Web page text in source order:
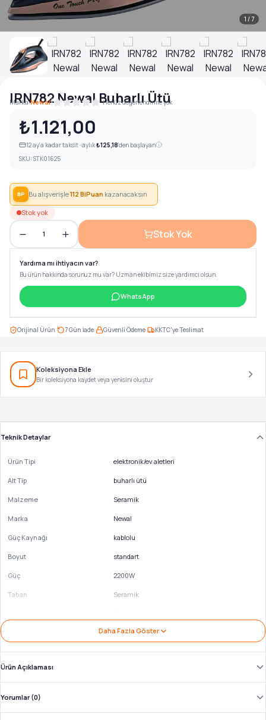
1 /7
IRN782 Newal Buharlı Ütü
Marka:Newal| Henüz değerlendirme yok
₺1.121,00
12ay'a kadar taksit · aylık₺125,18'den başlayan
SKU: STK01625
BP Bu alışverişle112BiPuan kazanacaksın
Stok yok
1 Stok Yok
Yardıma mı ihtiyacın var?
Bu ürün hakkında sorunuz mu var? Uzman ekibimiz size yardımcı olsun.
WhatsApp
Orijinal Ürün 7 Gün İade Güvenli Ödeme KKTC'ye Teslimat
Koleksiyona Ekle
Bir koleksiyona kaydet veya yenisini oluştur
Teknik Detaylar
Ürün Tipi elektronik/ev aletleri
Alt Tip buharlı ütü
Malzeme Seramik
Marka Newal
Güç Kaynağı kablolu
Boyut standart
Güç 2200W
Taban Seramik
Daha Fazla Göster
Ürün Açıklaması
Yorumlar (0)